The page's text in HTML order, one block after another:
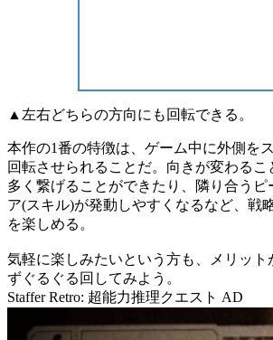
▲左右どちらの方向にも回転できる。
本作の1番の特徴は、ゲーム中に外側を
回転させられることだ。向きが変わるこ
多く繋げる ことができたり、隣り合うピ
ア(スキル)が発動しやすくなるなど、 戦
を楽しめる。
気軽に楽しみたいという方も、メリット
ずぐるぐる回してみよう 。
Staffer Retro: 超能力推理クエスト AD